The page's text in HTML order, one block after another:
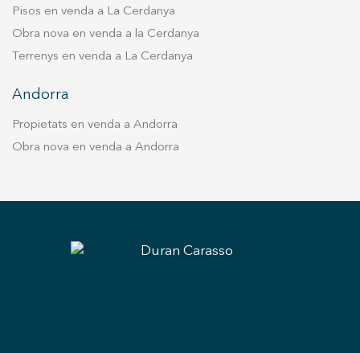
Pisos en venda a La Cerdanya
Obra nova en venda a la Cerdanya
Terrenys en venda a La Cerdanya
Andorra
Propietats en venda a Andorra
Obra nova en venda a Andorra